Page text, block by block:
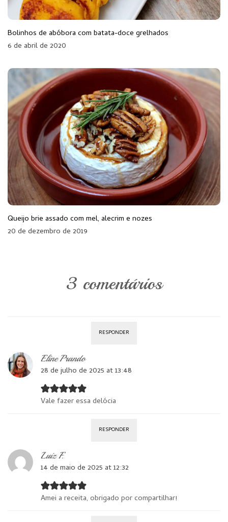
Bolinhos de abóbora com batata-doce grelhados
6 de abril de 2020
Queijo brie assado com mel, alecrim e nozes
20 de dezembro de 2019
3 comentários
RESPONDER
Eline Prando
28 de julho de 2025 at 13:48
Vale fazer essa delócia
RESPONDER
Luiz F.
14 de maio de 2025 at 12:32
Amei a receita, obrigado por compartilhar!